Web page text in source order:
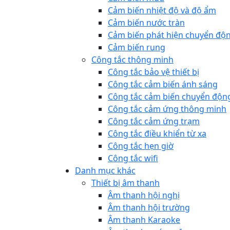
Cảm biến nhiệt độ và độ ẩm
Cảm biến nước tràn
Cảm biến phát hiện chuyển
Cảm biến rung
Công tắc thông minh
Công tắc bảo vệ thiết bị
Công tắc cảm biến ánh sáng
Công tắc cảm biến chuyển
Công tắc cảm ứng thông minh
Công tắc cảm ứng trạm
Công tắc điều khiển từ xa
Công tắc hẹn giờ
Công tắc wifi
Danh mục khác
Thiết bị âm thanh
Âm thanh hội nghị
Âm thanh hội trường
Âm thanh Karaoke